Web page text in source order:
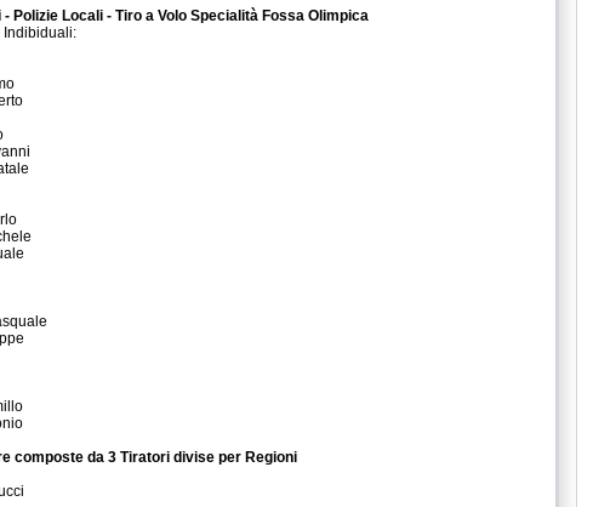
Polizie Locali - Tiro a Volo Specialità Fossa Olimpica
Indibiduali:
composte da 3 Tiratori divise per Regioni